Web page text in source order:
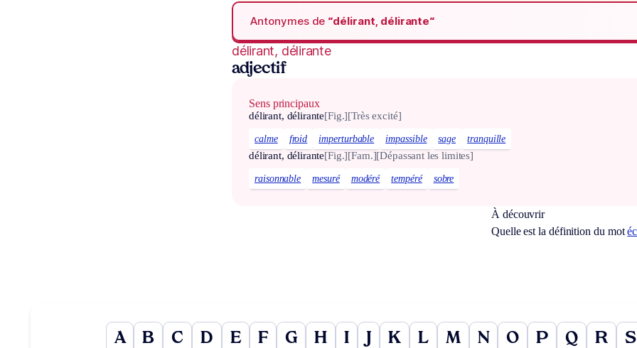
Antonymes de “délirant, délirante“
délirant, délirante
adjectif
Sens principaux
délirant, délirante[Fig.][Très excité]
calme froid imperturbable impassible sage tranquille
délirant, délirante[Fig.][Fam.][Dépassant les limites]
raisonnable mesuré modéré tempéré sobre
À découvrir
Quelle est la définition du mot
A B C D E F G H I J K L M N O P Q R S